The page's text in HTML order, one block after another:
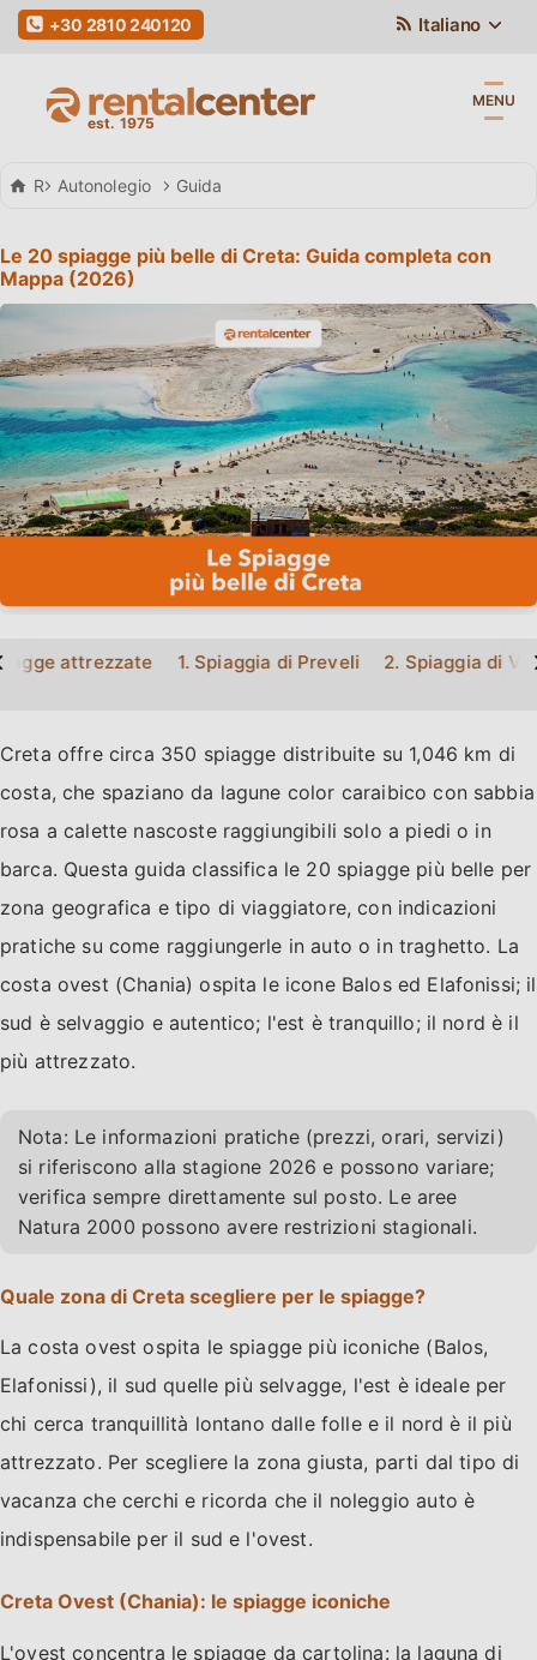
Italiano
+30 2810 240120
MENU
Rental Center Crete
Autonolegio Guida
Le 20 spiagge più belle di Creta: Guida completa con
Mappa (2026)
attrezzate 1. Spiaggia di Preveli 2. Spiaggia di
Creta offre circa 350 spiagge distribuite su 1,046 km di
costa, che spaziano da lagune color caraibico con sabbia
rosa a calette nascoste raggiungibili solo a piedi o in
barca. Questa guida classifica le 20 spiagge più belle per
zona geografica e tipo di viaggiatore, con indicazioni
pratiche su come raggiungerle in auto o in traghetto. La
costa ovest (Chania) ospita le icone Balos ed Elafonissi; il
sud è selvaggio e autentico; l'est è tranquillo; il nord è il
più attrezzato.
Nota: Le informazioni pratiche (prezzi, orari, servizi)
si riferiscono alla stagione 2026 e possono variare;
verifica sempre direttamente sul posto. Le aree
Natura 2000 possono avere restrizioni stagionali.
Quale zona di Creta scegliere per le spiagge?
La costa ovest ospita le spiagge più iconiche (Balos,
Elafonissi), il sud quelle più selvagge, l'est è ideale per
chi cerca tranquillità lontano dalle folle e il nord è il più
attrezzato. Per scegliere la zona giusta, parti dal tipo di
vacanza che cerchi e ricorda che il noleggio auto è
indispensabile per il sud e l'ovest.
Creta Ovest (Chania): le spiagge iconiche
L'ovest concentra le spiagge da cartolina: la laguna di